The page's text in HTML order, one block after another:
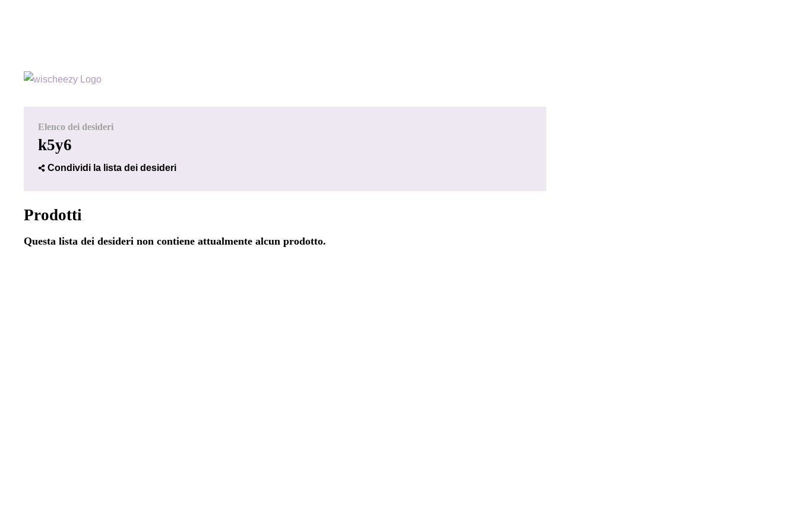
Elenco dei desideri
k5y6
Condividi la lista dei desideri
Prodotti
Questa lista dei desideri non contiene attualmente alcun prodotto.